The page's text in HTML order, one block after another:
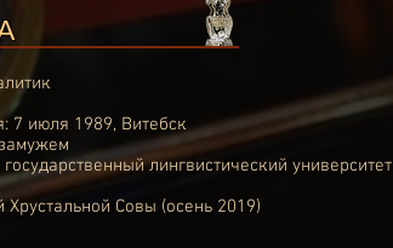
7 июля 1989, Витебск
лингвистический университет
Хрустальной Совы (осень 2019)